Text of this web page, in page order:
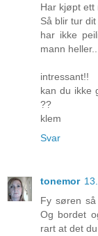
Har kjøpt ett
Så blir tur dit
har ikke
mann heller....
intressant!!
kan du ikke
??
klem
Svar
tonemor
Fy søren
Og bordet
rart at det